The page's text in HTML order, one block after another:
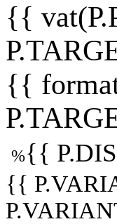
{{
{{
%{{
{{